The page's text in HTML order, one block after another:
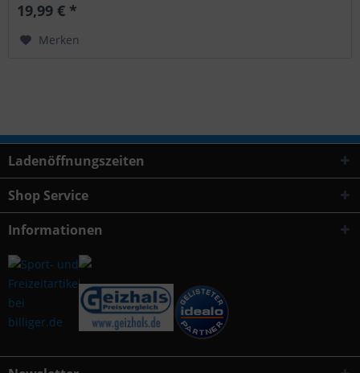
19,99 € *
Merken
Ladenöffnungszeiten
Shop Service
Informationen